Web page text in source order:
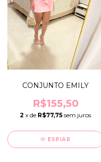
CONJUNTO EMILY
R$155,50
2 x de R$77,75 sem juros
ESPIAR